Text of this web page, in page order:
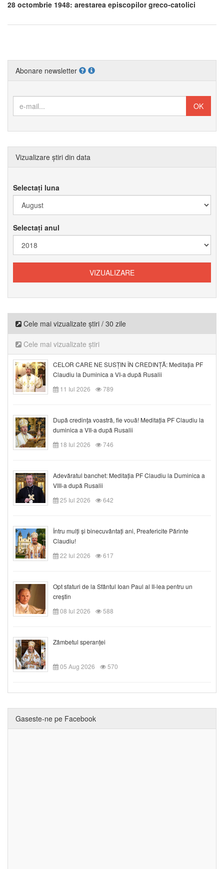
28 octombrie 1948: arestarea episcopilor greco-catolici
Abonare newsletter
Vizualizare știri din data
Selectați luna
Selectați anul
Cele mai vizualizate știri / 30 zile
Cele mai vizualizate știri
CELOR CARE NE SUSȚIN ÎN CREDINȚĂ: Meditația PF
Claudiu la Duminica a VI-a după Rusalii
11 Iul 2026
789
După credinţa voastră, fie vouă! Meditația PF Claudiu la
duminica a VII-a după Rusalii
18 Iul 2026
746
Adevăratul banchet: Meditația PF Claudiu la Duminica a
VIII-a după Rusalii
25 Iul 2026
642
Întru mulți și binecuvântați ani, Preafericite Părinte
Claudiu!
22 Iul 2026
617
Opt sfaturi de la Sfântul Ioan Paul al II-lea pentru un
creștin
08 Iul 2026
588
Zâmbetul speranței
05 Aug 2026 570
Gaseste-ne pe Facebook